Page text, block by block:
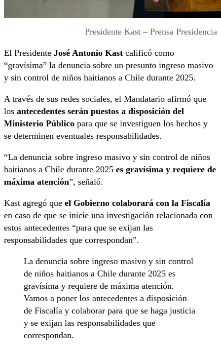
Presidente Kast – Prensa Presidencia
El Presidente José Antonio Kast calificó como
“gravísima” la denuncia sobre un presunto ingreso masivo
y sin control de niños haitianos a Chile durante 2025.
A través de sus redes sociales, el Mandatario afirmó que
los antecedentes serán puestos a disposición del
Ministerio Público para que se investiguen los hechos y
se determinen eventuales responsabilidades.
“La denuncia sobre ingreso masivo y sin control de niños
haitianos a Chile durante 2025 es gravísima y requiere de
máxima atención”, señaló.
Kast agregó que el Gobierno colaborará con la Fiscalía
en caso de que se inicie una investigación relacionada con
estos antecedentes “para que se exijan las
responsabilidades que correspondan”.
La denuncia sobre ingreso masivo y sin control
de niños haitianos a Chile durante 2025 es
gravísima y requiere de máxima atención.
Vamos a poner los antecedentes a disposición
de Fiscalía y colaborar para que se haga justicia
y se exijan las responsabilidades que
correspondan.